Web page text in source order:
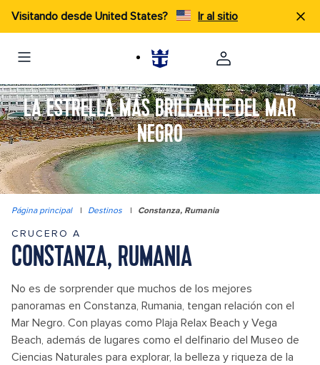
Visitando desde United States? Ir al sitio
LA ESTRELLA MÁS BRILLANTE DEL MAR
NEGRO
Página principal | Destinos | Constanza, Rumania
CRUCERO A
CONSTANZA, RUMANIA
No es de sorprender que muchos de los mejores
panoramas en Constanza, Rumania, tengan relación con el
Mar Negro. Con playas como Plaja Relax Beach y Vega
Beach, además de lugares como el delfinario del Museo de
Ciencias Naturales para explorar, la belleza y riqueza de la